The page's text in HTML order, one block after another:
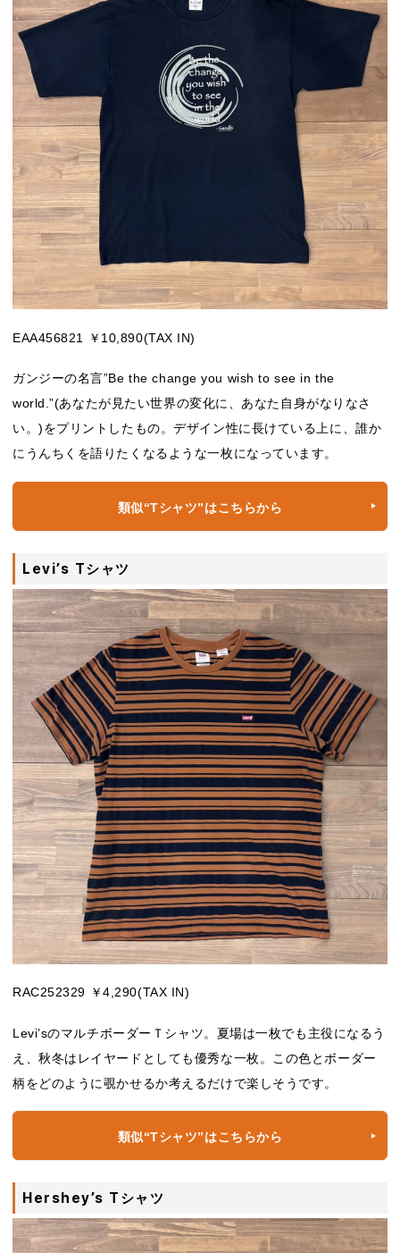
EAA456821 ￥10,890(TAX IN)
ガンジーの名言”Be the change you wish to see in the
world.”(あなたが見たい世界の変化に、あなた自身がなりなさ
い。)をプリントしたもの。デザイン性に長けている上に、誰か
にうんちくを語りたくなるような一枚になっています。
類似“Tシャツ”はこちらから
Levi’s Tシャツ
RAC252329 ￥4,290(TAX IN)
Levi’sのマルチボーダーＴシャツ。夏場は一枚でも主役になるう
え、秋冬はレイヤードとしても優秀な一枚。この色とボーダー
柄をどのように覗かせるか考えるだけで楽しそうです。
類似“Tシャツ”はこちらから
Hershey’s Tシャツ